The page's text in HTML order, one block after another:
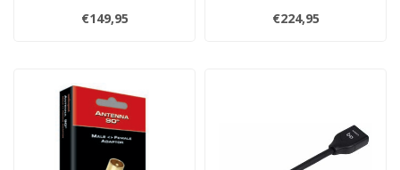
connectoren zijn gemaakt
van paars kope..
€149,95
connectoren zijn gemaakt
van paars kope..
€224,95